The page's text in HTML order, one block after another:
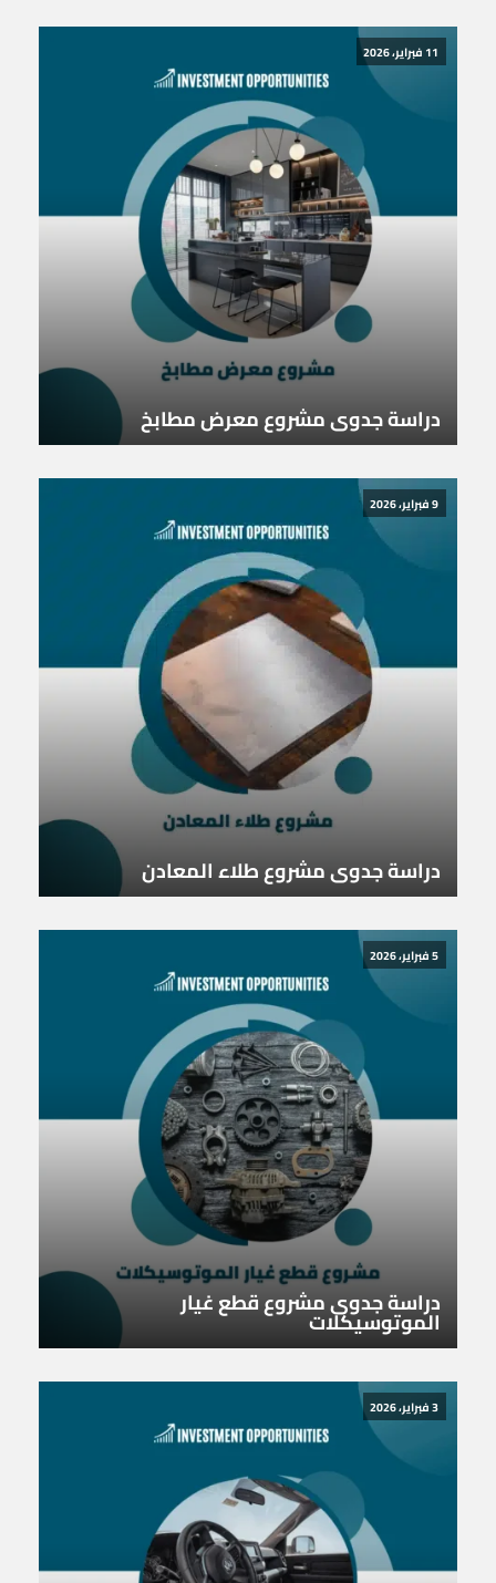
11 فبراير، 2026
دراسة جدوى مشروع معرض مطابخ
9 فبراير، 2026
دراسة جدوى مشروع طلاء المعادن
5 فبراير، 2026
دراسة جدوى مشروع قطع غيار
الموتوسيكلات
3 فبراير، 2026